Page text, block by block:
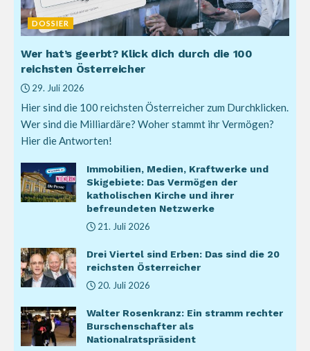
DOSSIER
Wer hat’s geerbt? Klick dich durch die 100
reichsten Österreicher
29. Juli 2026
Hier sind die 100 reichsten Österreicher zum Durchklicken.
Wer sind die Milliardäre? Woher stammt ihr Vermögen?
Hier die Antworten!
Immobilien, Medien, Kraftwerke und
Skigebiete: Das Vermögen der
katholischen Kirche und ihrer
befreundeten Netzwerke
21. Juli 2026
Drei Viertel sind Erben: Das sind die 20
reichsten Österreicher
20. Juli 2026
Walter Rosenkranz: Ein stramm rechter
Burschenschafter als
Nationalratspräsident